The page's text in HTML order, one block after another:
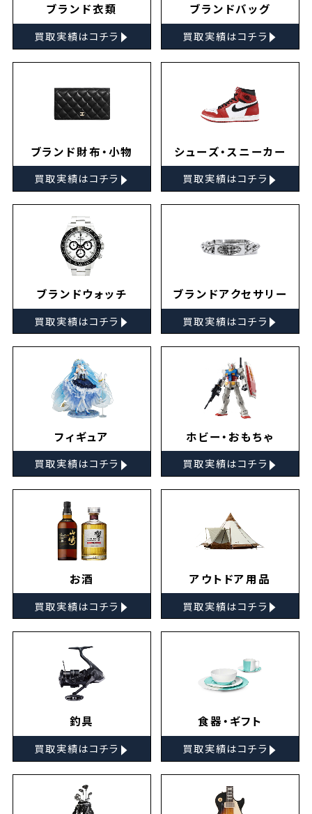
ブランド衣類
買取実績はコチラ ▸
ブランドバッグ
買取実績はコチラ ▸
ブランド財布・小物
買取実績はコチラ ▸
シューズ・スニーカー
買取実績はコチラ ▸
ブランドウォッチ
買取実績はコチラ ▸
ブランドアクセサリー
買取実績はコチラ ▸
フィギュア
買取実績はコチラ ▸
ホビー・おもちゃ
買取実績はコチラ ▸
お酒
買取実績はコチラ ▸
アウトドア用品
買取実績はコチラ ▸
釣具
買取実績はコチラ ▸
食器・ギフト
買取実績はコチラ ▸